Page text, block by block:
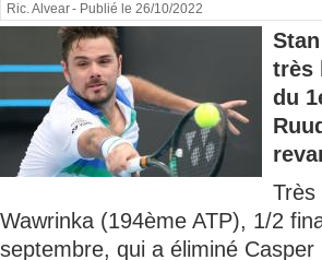
Ric. Alvear- Publié le 26/10/2022
très
du
Très
Wawrinka (194ème ATP), 1/2
septembre, qui a éliminé